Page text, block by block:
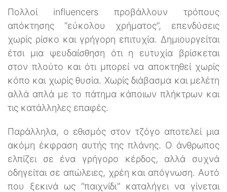
Πολλοί influencers προβάλλουν τρόπους
απόκτησης “εύκολου χρήματος”, επενδύσεις
χωρίς ρίσκο και γρήγορη επιτυχία. Δημιουργείται
έτσι μια ψευδαίσθηση ότι η ευτυχία βρίσκεται
στον πλούτο και ότι μπορεί να αποκτηθεί χωρίς
κόπο και χωρίς θυσία. Χωρίς διάβασμα και μελέτη
αλλά απλά με το πάτημα κάποιων πλήκτρων και
τις κατάλληλες επαφές.
Παράλληλα, ο εθισμός στον τζόγο αποτελεί μια
ακόμη έκφραση αυτής της πλάνης. Ο άνθρωπος
ελπίζει σε ένα γρήγορο κέρδος, αλλά συχνά
οδηγείται σε απώλειες, χρέη και απόγνωση. Αυτό
που ξεκινά ως “παιχνίδι” καταλήγει να γίνεται